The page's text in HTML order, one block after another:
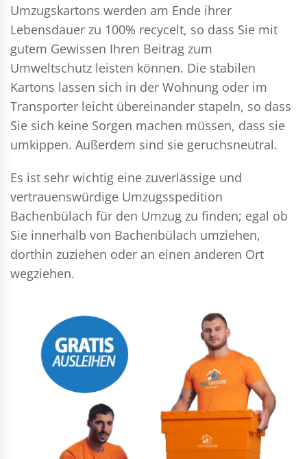
Umzugskartons werden am Ende ihrer
Lebensdauer zu 100% recycelt, so dass Sie mit
gutem Gewissen Ihren Beitrag zum
Umweltschutz leisten können. Die stabilen
Kartons lassen sich in der Wohnung oder im
Transporter leicht übereinander stapeln, so dass
Sie sich keine Sorgen machen müssen, dass sie
umkippen. Außerdem sind sie geruchsneutral.
Es ist sehr wichtig eine zuverlässige und
vertrauenswürdige Umzugsspedition
Bachenbülach für den Umzug zu finden; egal ob
Sie innerhalb von Bachenbülach umziehen,
dorthin zuziehen oder an einen anderen Ort
wegziehen.